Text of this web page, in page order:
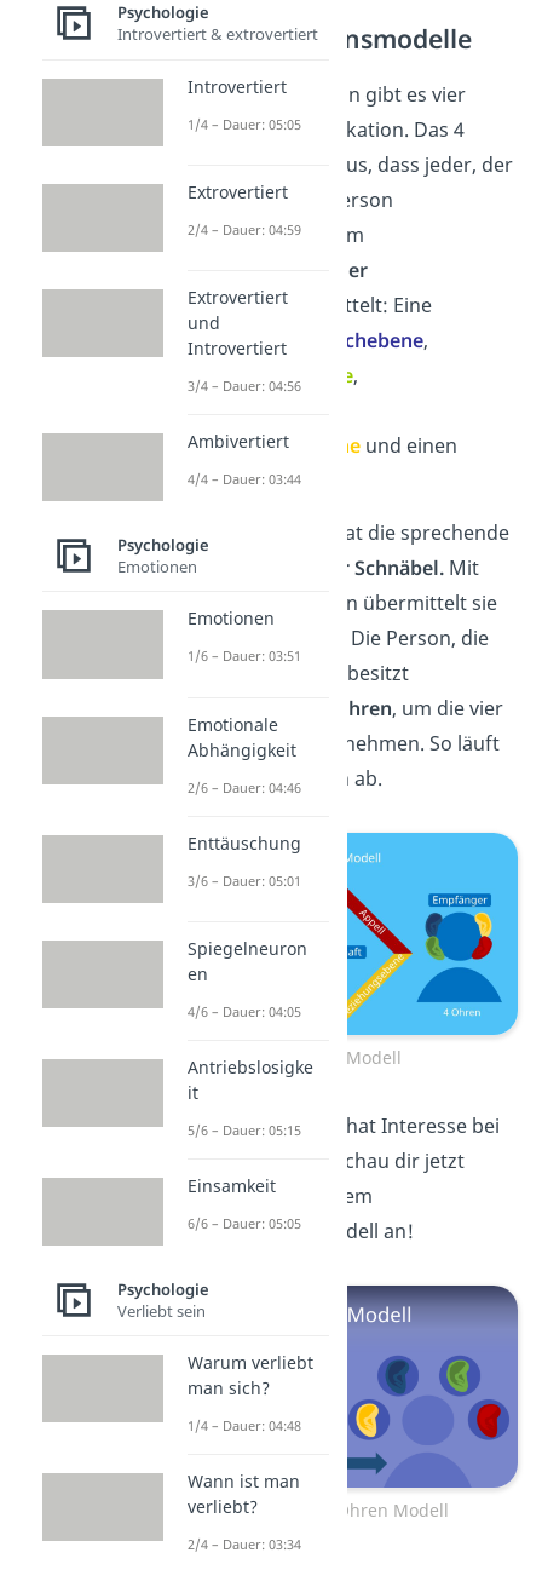
Thun) –
Kommunikationsmodelle
Nach Schulz von Thun gibt es vier
Seiten der Kommunikation. Das 4
Ohren Modell sagt aus, dass jeder, der
mit einer anderen Person
kommuniziert, seinem
vier
Botschaftenübermittelt: Eine
Botschaft auf der
Sachebene,
eineSelbstkundgabe,
derBeziehungsebeneund einen
Appell
Bildlich dargestellt hat die sprechende
Person (
vier Schnäbel. Mit
diesen vier Schnäbeln übermittelt sie
die vier Botschaften. Die Person, die
zuhört (
) besitzt
vier Ohren, um die vier
Botschaften wahrzunehmen. So läuft
jede Kommunikation ab.
4 Ohren Modell
Das 4 Ohren Modell hat Interesse bei
dir geweckt? Dann schau dir jetzt
unserVideo
zu diesem
Kommunikationsmodell an!
Zum Video: 4 Ohren Modell
Psychologie
Introvertiert & extrovertiert
Introvertiert
1/4 – Dauer: 05:05
Extrovertiert
2/4 – Dauer: 04:59
Extrovertiert
und
Introvertiert
3/4 – Dauer: 04:56
Ambivertiert
4/4 – Dauer: 03:44
Psychologie
Emotionen
Emotionen
1/6 – Dauer: 03:51
Emotionale
Abhängigkeit
2/6 – Dauer: 04:46
Enttäuschung
3/6 – Dauer: 05:01
Spiegelneuron
en
4/6 – Dauer: 04:05
Antriebslosigke
it
5/6 – Dauer: 05:15
Einsamkeit
6/6 – Dauer: 05:05
Psychologie
Verliebt sein
Warum verliebt
man sich?
1/4 – Dauer: 04:48
Wann ist man
verliebt?
2/4 – Dauer: 03:34